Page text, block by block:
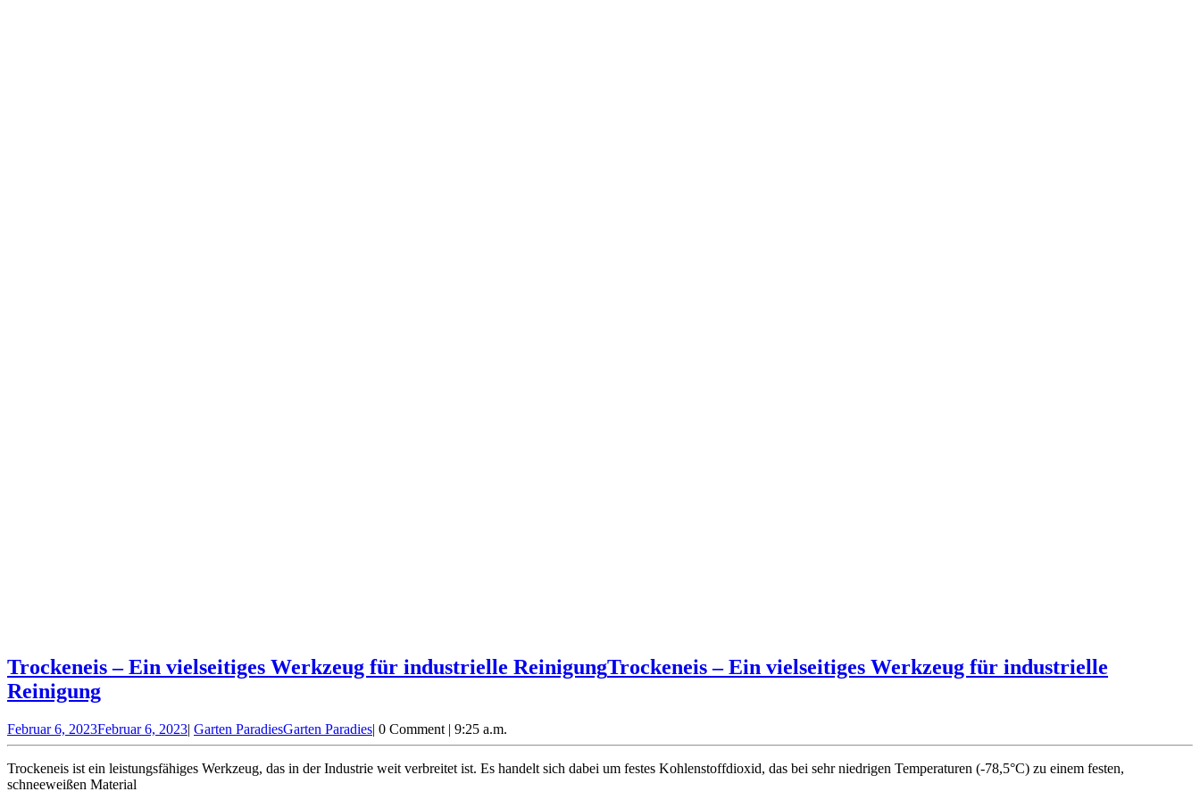
Trockeneis – Ein vielseitiges Werkzeug für industrielle ReinigungTrockeneis – Ein vielseitiges Werkzeug für industrielle
Reinigung
Februar 6, 2023Februar 6, 2023| Garten ParadiesGarten Paradies| 0 Comment | 9:25 a.m.
Trockeneis ist ein leistungsfähiges Werkzeug, das in der Industrie weit verbreitet ist. Es handelt sich dabei um festes Kohlenstoffdioxid, das bei sehr niedrigen Temperaturen (-78,5°C) zu einem festen,
schneeweißen Material